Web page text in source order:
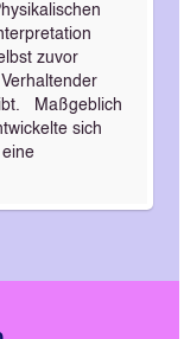
zuvor
Maßgeblich
sich